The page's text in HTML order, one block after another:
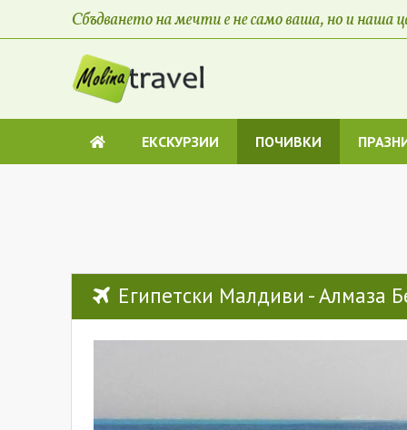
ЕКСКУРЗИИ ПОЧИВКИ
Египетски Малдиви - Алмаза